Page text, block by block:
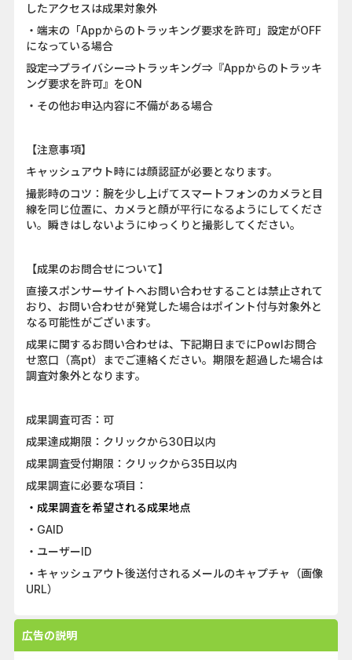
したアクセスは成果対象外
・端末の「Appからのトラッキング要求を許可」設定がOFF
になっている場合
設定⇒プライバシー⇒トラッキング⇒『Appからのトラッキ
ング要求を許可』をON
・その他お申込内容に不備がある場合
【注意事項】
キャッシュアウト時には顔認証が必要となります。
撮影時のコツ：腕を少し上げてスマートフォンのカメラと目
線を同じ位置に、カメラと顔が平行になるようにしてくださ
い。瞬きはしないようにゆっくりと撮影してください。
【成果のお問合せについて】
直接スポンサーサイトへお問い合わせすることは禁止されて
おり、お問い合わせが発覚した場合はポイント付与対象外と
なる可能性がございます。
成果に関するお問い合わせは、下記期日までにPowlお問合
せ窓口（高pt）までご連絡ください。期限を超過した場合は
調査対象外となります。
成果調査可否：可
成果達成期限：クリックから30日以内
成果調査受付期限：クリックから35日以内
成果調査に必要な項目：
・成果調査を希望される成果地点
・GAID
・ユーザーID
・キャッシュアウト後送付されるメールのキャプチャ（画像
URL）
広告の説明